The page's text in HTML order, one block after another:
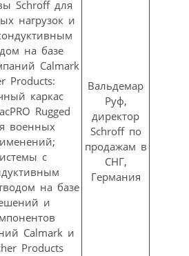
Schroff для
нагрузок и
на базе
Calmark
Products:
каркас
Rugged
военных
с
на базе
и
Calmark и
Products
Вальдемар
Руф,
директор
Schroff по
продажам в
СНГ,
Германия